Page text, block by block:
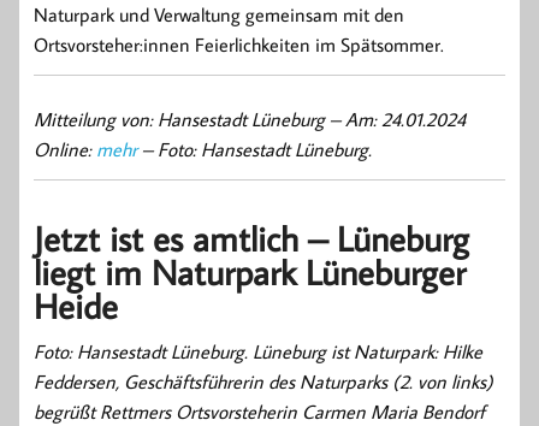
Naturpark und Verwaltung gemeinsam mit den
Ortsvorsteher:innen Feierlichkeiten im Spätsommer.
Mitteilung von: Hansestadt Lüneburg –Am: 24.01.2024
Online: mehr– Foto: Hansestadt Lüneburg.
Jetzt ist es amtlich – Lüneburg
liegt im Naturpark Lüneburger
Heide
Foto: Hansestadt Lüneburg. Lüneburg ist Naturpark: Hilke
Feddersen, Geschäftsführerin des Naturparks (2. von links)
begrüßt Rettmers Ortsvorsteherin Carmen Maria Bendorf